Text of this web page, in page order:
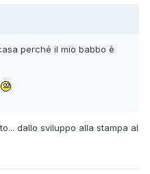
perché il mio babbo è
dallo sviluppo alla stampa al